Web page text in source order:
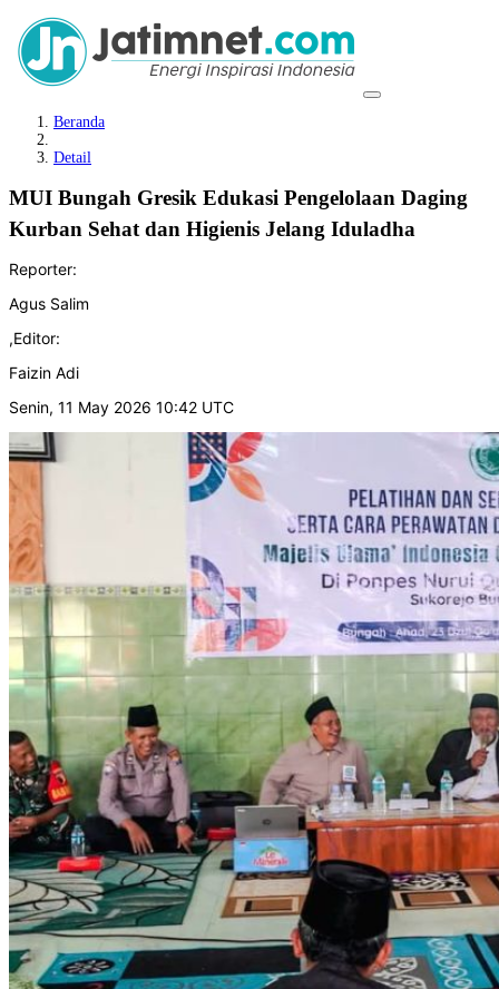
Beranda
Detail
MUI Bungah Gresik Edukasi Pengelolaan Daging
Kurban Sehat dan Higienis Jelang Iduladha
Reporter:
Agus Salim
,Editor:
Faizin Adi
Senin, 11 May 2026 10:42 UTC